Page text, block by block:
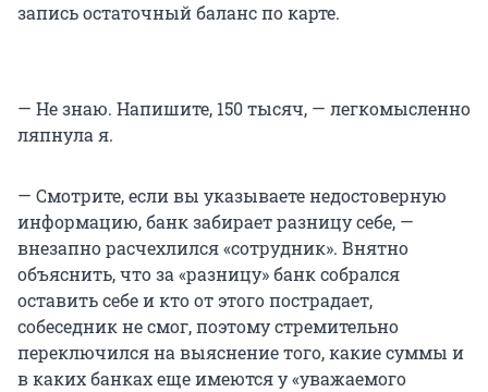
запись остаточный баланс по карте.
— Не знаю. Напишите, 150 тысяч, — легкомысленно
ляпнула я.
— Смотрите, если вы указываете недостоверную
информацию, банк забирает разницу себе, —
внезапно расчехлился «сотрудник». Внятно
объяснить, что за «разницу» банк собрался
оставить себе и кто от этого пострадает,
собеседник не смог, поэтому стремительно
переключился на выяснение того, какие суммы и
в каких банках еще имеются у «уважаемого